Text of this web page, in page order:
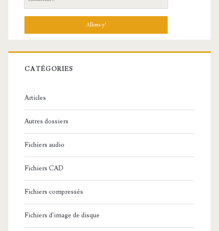
e
h
r
c
:
CATÉGORIES
Articles
Autres dossiers
Fichiers audio
Fichiers CAD
Fichiers compressés
Fichiers d'image de disque